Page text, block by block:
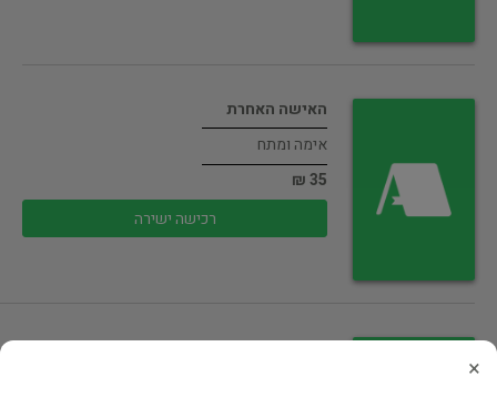
האישה האחרת
אימה ומתח
35 ₪
רכישה ישירה
עשרת הנעלמים
×